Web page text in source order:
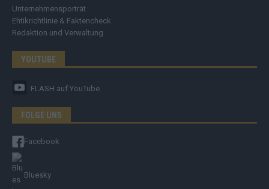
Unternehmensporträt
Ehtikrichtlinie & Faktencheck
Redaktion und Verwaltung
YOUTUBE
FLASH auf YouTube
FOLGE UNS
Facebook
Bluesky